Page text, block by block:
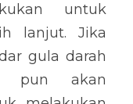
untuk
lanjut. Jika
gula darah
pun akan